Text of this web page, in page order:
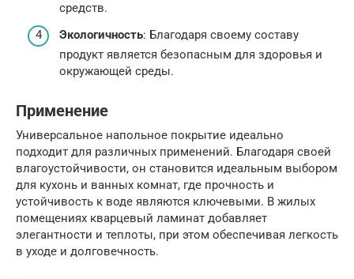
средств.
Экологичность: Благодаря своему составу
продукт является безопасным для здоровья и
окружающей среды.
Применение
Универсальное напольное покрытие идеально
подходит для различных применений. Благодаря своей
влагоустойчивости, он становится идеальным выбором
для кухонь и ванных комнат, где прочность и
устойчивость к воде являются ключевыми. В жилых
помещениях кварцевый ламинат добавляет
элегантности и теплоты, при этом обеспечивая легкость
в уходе и долговечность.